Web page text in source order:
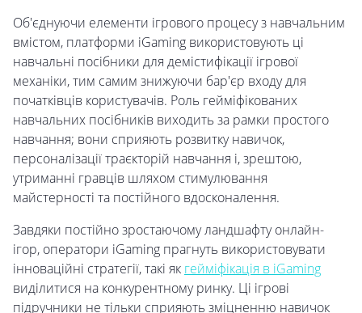
Об'єднуючи елементи ігрового процесу з навчальним
вмістом, платформи iGaming використовують ці
навчальні посібники для демістифікації ігрової
механіки, тим самим знижуючи бар'єр входу для
початківців користувачів. Роль гейміфікованих
навчальних посібників виходить за рамки простого
навчання; вони сприяють розвитку навичок,
персоналізації траєкторій навчання і, зрештою,
утриманні гравців шляхом стимулювання
майстерності та постійного вдосконалення.
Завдяки постійно зростаючому ландшафту онлайн-
ігор, оператори iGaming прагнуть використовувати
інноваційні стратегії, такі як гейміфікація в iGaming
виділитися на конкурентному ринку. Ці ігрові
підручники не тільки сприяють зміцненню навичок